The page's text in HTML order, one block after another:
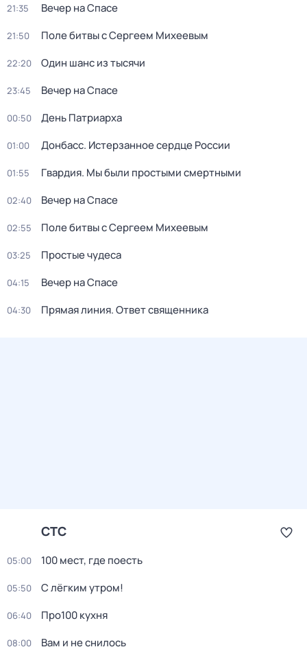
21:35 Вечер на Спасе
21:50 Поле битвы с Сергеем Михеевым
22:20 Один шанс из тысячи
23:45 Вечер на Спасе
00:50 Дeнь Патриаpха
01:00 Донбасс. Истерзанное сердце России
01:55 Гвардия. Мы были простыми смертными
02:40 Вечер на Спасе
02:55 Поле битвы с Сергеем Михеевым
03:25 Простые чудеса
04:15 Вечер на Спасе
04:30 Прямая линия. Ответ священника
СТС
05:00 100 мест, гдe поеcть
05:50 С лёгким утром!
06:40 Про100 кухня
08:00 Вам и не снилось